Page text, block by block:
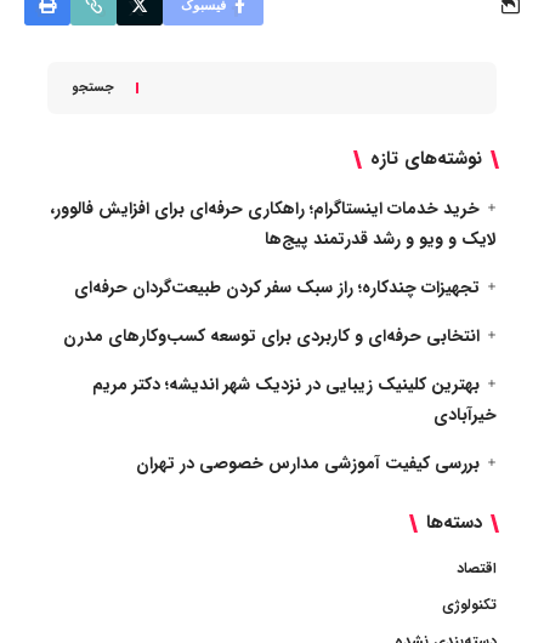
فیسبوک
جستجو
نوشته‌های تازه
خرید خدمات اینستاگرام؛ راهکاری حرفه‌ای برای افزایش فالوور،
لایک و ویو و رشد قدرتمند پیج‌ها
تجهیزات چندکاره؛ راز سبک سفر کردن طبیعت‌گردان حرفه‌ای
انتخابی حرفه‌ای و کاربردی برای توسعه کسب‌وکارهای مدرن
بهترین کلینیک زیبایی در نزدیک شهر اندیشه؛ دکتر مریم
خیرآبادی
بررسی کیفیت آموزشی مدارس خصوصی در تهران
دسته‌ها
اقتصاد
تکنولوژی